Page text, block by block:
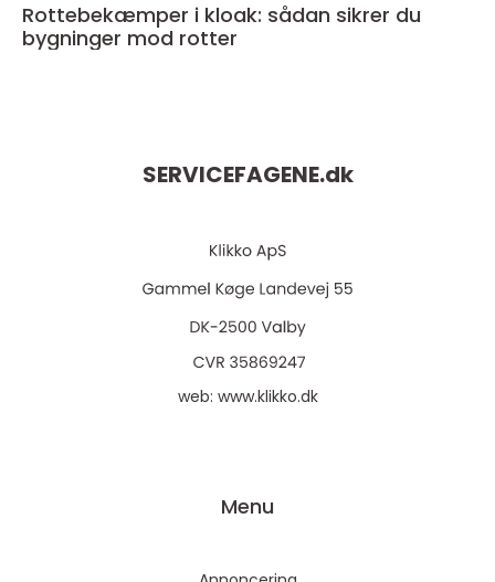
Rottebekæmper i kloak: sådan sikrer du
bygninger mod rotter
SERVICEFAGENE.dk
web: www.klikko.dk
Menu